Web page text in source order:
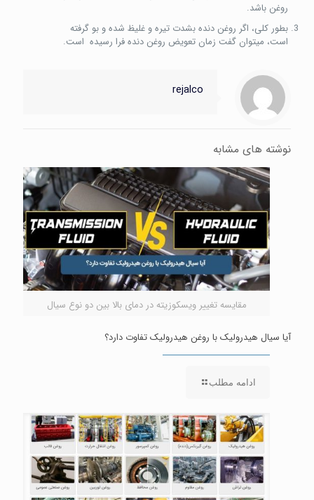
روغن باشد.
بطور کلی، اگر روغن دنده بشدت تیره و غلیظ شده و بو گرفته
است، ميتوان گفت زمان تعویض روغن دنده فرا رسيده است.
rejalco
نوشته های مشابه
مقایسه تغییر ویسکوزیته در دمای بالا بین دو نوع سیال
آیا سیال هیدرولیک با روغن هیدرولیک تفاوت دارد؟
ادامه مطلب